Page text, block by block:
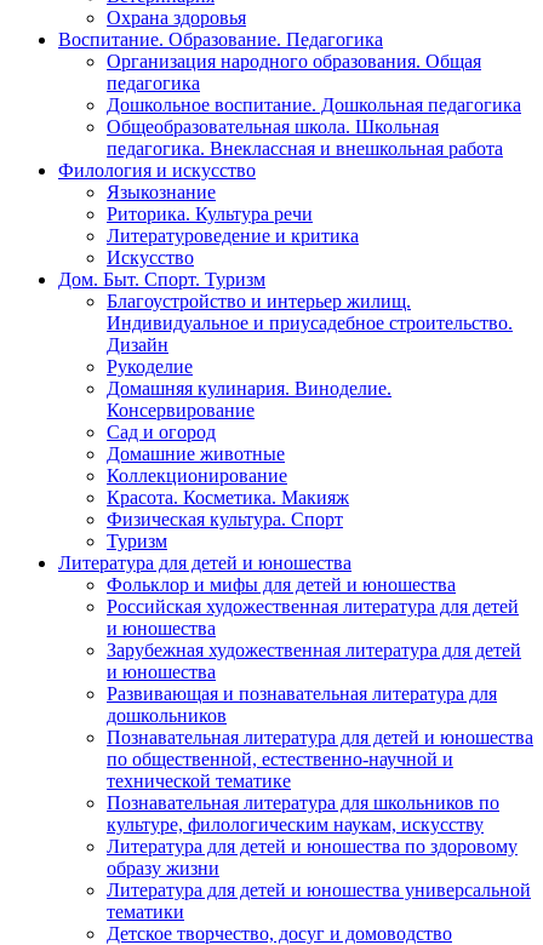
Охрана здоровья
Воспитание. Образование. Педагогика
Организация народного образования. Общая
педагогика
Дошкольное воспитание. Дошкольная педагогика
Общеобразовательная школа. Школьная
педагогика. Внеклассная и внешкольная работа
Филология и искусство
Языкознание
Риторика. Культура речи
Литературоведение и критика
Искусство
Дом. Быт. Спорт. Туризм
Благоустройство и интерьер жилищ.
Индивидуальное и приусадебное строительство.
Дизайн
Рукоделие
Домашняя кулинария. Виноделие.
Консервирование
Сад и огород
Домашние животные
Коллекционирование
Красота. Косметика. Макияж
Физическая культура. Спорт
Туризм
Литература для детей и юношества
Фольклор и мифы для детей и юношества
Российская художественная литература для детей
и юношества
Зарубежная художественная литература для детей
и юношества
Развивающая и познавательная литература для
дошкольников
Познавательная литература для детей и юношества
по общественной, естественно-научной и
технической тематике
Познавательная литература для школьников по
культуре, филологическим наукам, искусству
Литература для детей и юношества по здоровому
образу жизни
Литература для детей и юношества универсальной
тематики
Детское творчество, досуг и домоводство